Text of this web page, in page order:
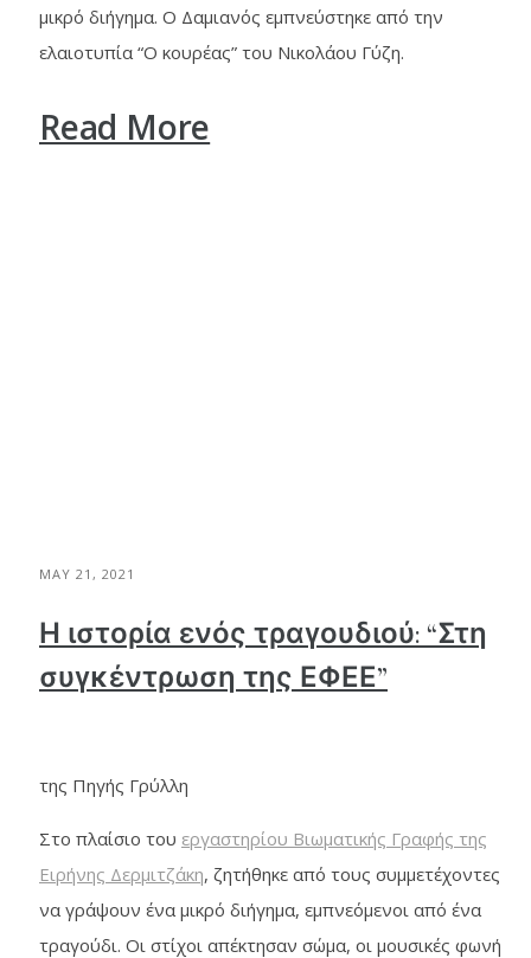
μικρό διήγημα. Ο Δαμιανός εμπνεύστηκε από την
ελαιοτυπία “Ο κουρέας” του Νικολάου Γύζη.
Read More
MAY 21, 2021
Η ιστορία ενός τραγουδιού: “Στη
συγκέντρωση της ΕΦΕΕ”
της Πηγής Γρύλλη
Στο πλαίσιο του εργαστηρίου Βιωματικής Γραφής της
Ειρήνης Δερμιτζάκη, ζητήθηκε από τους συμμετέχοντες
να γράψουν ένα μικρό διήγημα, εμπνεόμενοι από ένα
τραγούδι. Οι στίχοι απέκτησαν σώμα, οι μουσικές φωνή